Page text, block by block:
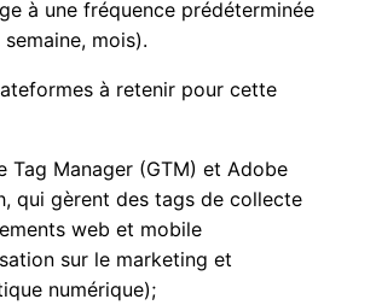
à une fréquence prédéterminée
mois).
à retenir pour cette
Tag Manager (GTM) et Adobe
qui gèrent des tags de collecte
web et mobile
sur le marketing et
numérique);